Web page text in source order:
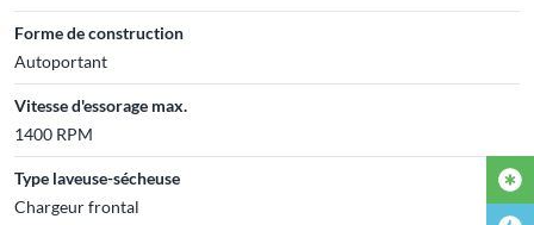
Forme de construction
Autoportant
Vitesse d'essorage max.
1400 RPM
Type laveuse-sécheuse
Chargeur frontal